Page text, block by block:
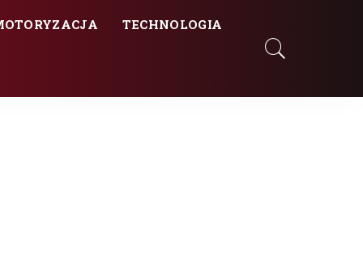
TECHNOLOGIA